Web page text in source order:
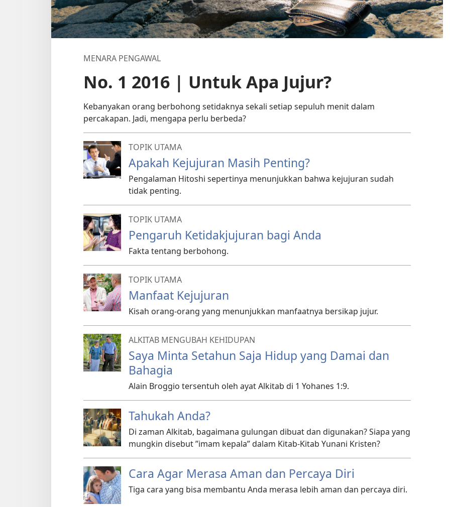
MENARA PENGAWAL
No. 1 2016 | Untuk Apa Jujur?
Kebanyakan orang berbohong setidaknya sekali setiap sepuluh menit dalam
percakapan. Jadi, mengapa perlu berbeda?
TOPIK UTAMA
Apakah Kejujuran Masih Penting?
Pengalaman Hitoshi sepertinya menunjukkan bahwa kejujuran sudah
tidak penting.
TOPIK UTAMA
Pengaruh Ketidakjujuran bagi Anda
Fakta tentang berbohong.
TOPIK UTAMA
Manfaat Kejujuran
Kisah orang-orang yang menunjukkan manfaatnya bersikap jujur.
ALKITAB MENGUBAH KEHIDUPAN
Saya Minta Setahun Saja Hidup yang Damai dan
Bahagia
Alain Broggio tersentuh oleh ayat Alkitab di 1 Yohanes 1:⁠9.
Tahukah Anda?
Di zaman Alkitab, bagaimana gulungan dibuat dan digunakan? Siapa yang
mungkin disebut ”imam kepala” dalam Kitab-Kitab Yunani Kristen?
Cara Agar Merasa Aman dan Percaya Diri
Tiga cara yang bisa membantu Anda merasa lebih aman dan percaya diri.